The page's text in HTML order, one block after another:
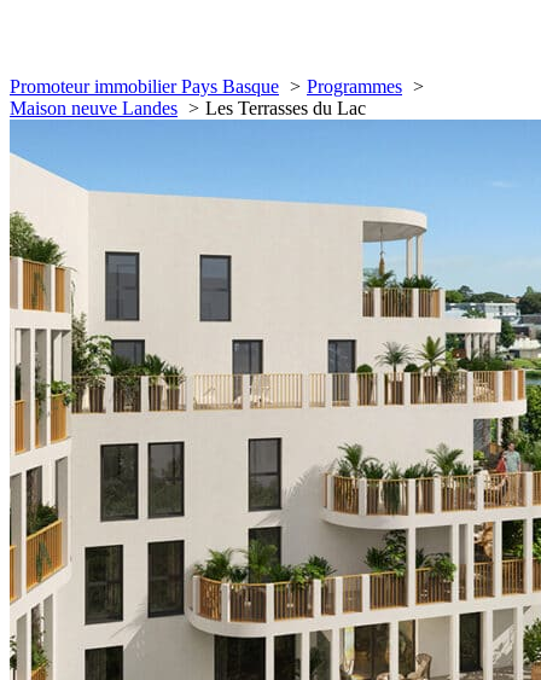
Promoteur immobilier Pays Basque
Programmes
Maison neuve Landes
Les Terrasses du Lac